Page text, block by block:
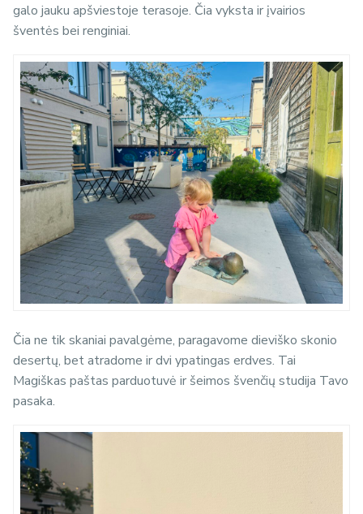
galo jauku apšviestoje terasoje. Čia vyksta ir įvairios
šventės bei renginiai.
Čia ne tik skaniai pavalgėme, paragavome dieviško skonio
desertų, bet atradome ir dvi ypatingas erdves. Tai
Magiškas paštas parduotuvė ir šeimos švenčių studija Tavo
pasaka.